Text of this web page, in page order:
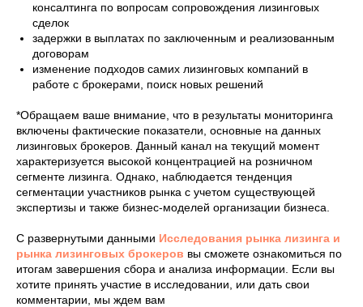
консалтинга по вопросам сопровождения лизинговых
сделок
задержки в выплатах по заключенным и реализованным
договорам
изменение подходов самих лизинговых компаний в
работе с брокерами, поиск новых решений
*Обращаем ваше внимание, что в результаты мониторинга
включены фактические показатели, основные на данных
лизинговых брокеров. Данный канал на текущий момент
характеризуется высокой концентрацией на розничном
сегменте лизинга. Однако, наблюдается тенденция
сегментации участников рынка с учетом существующей
экспертизы и также бизнес-моделей организации бизнеса.
С развернутыми данными Исследования рынка лизинга и
рынка лизинговых брокеров вы сможете ознакомиться по
итогам завершения сбора и анализа информации. Если вы
хотите принять участие в исследовании, или дать свои
комментарии, мы ждем вам